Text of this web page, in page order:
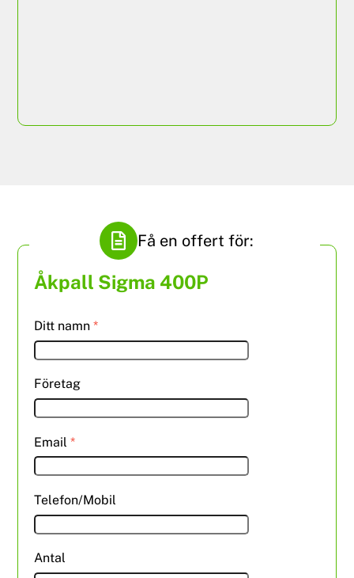
Få en offert för:
Åkpall Sigma 400P
Ditt namn*
Företag
Email*
Telefon/Mobil
Antal